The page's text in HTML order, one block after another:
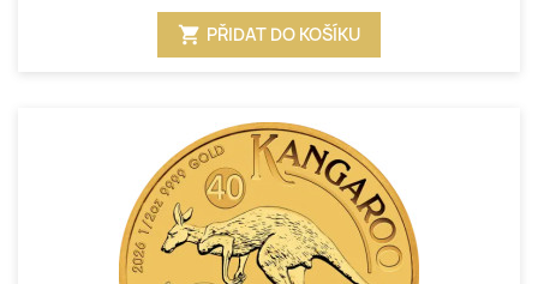
shopping_cart PŘIDAT DO KOŠÍKU